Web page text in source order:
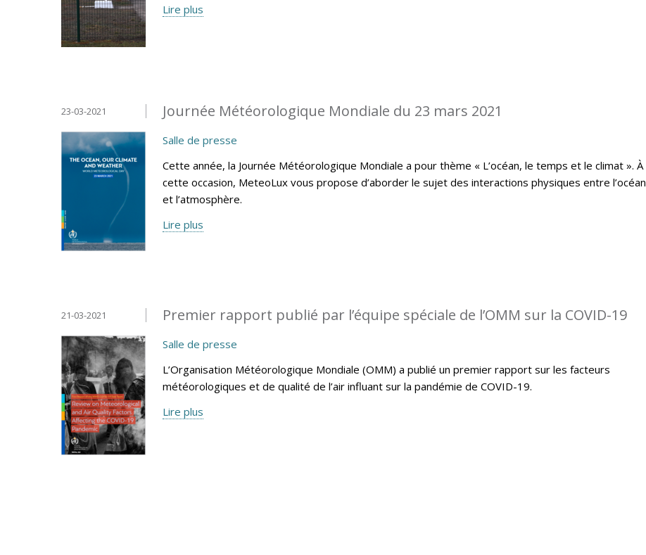
Lire plus
Journée Météorologique Mondiale du 23 mars 2021
23-03-2021
Salle de presse
Cette année, la Journée Météorologique Mondiale a pour thème « L’océan, le temps et le climat ». À
cette occasion, MeteoLux vous propose d’aborder le sujet des interactions physiques entre l’océan
et l’atmosphère.
Lire plus
Premier rapport publié par l’équipe spéciale de l’OMM sur la COVID-19
21-03-2021
Salle de presse
L’Organisation Météorologique Mondiale (OMM) a publié un premier rapport sur les facteurs
météorologiques et de qualité de l’air influant sur la pandémie de COVID-19.
Lire plus